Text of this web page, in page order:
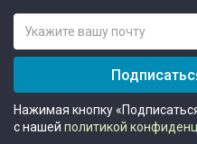
Нажимая кнопку
с нашей политикой